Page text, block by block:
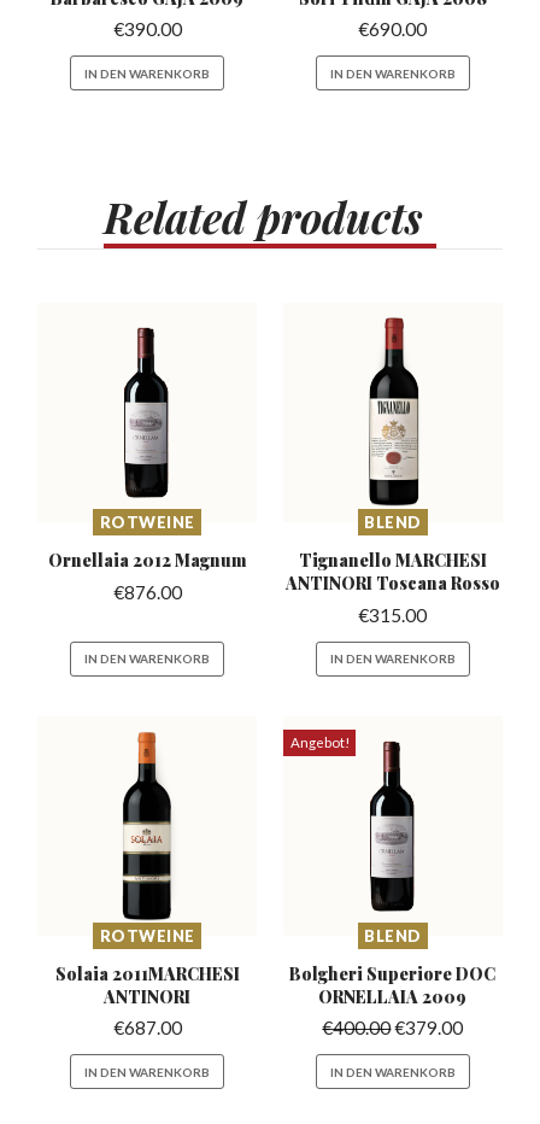
€390.00
IN DEN WARENKORB
€690.00
IN DEN WARENKORB
Relatedproducts
ROTWEINE
Ornellaia 2012Magnum
€876.00
IN DEN WARENKORB
BLEND
Tignanello MARCHESI
ANTINORI Toscana Rosso
€315.00
IN DEN WARENKORB
ROTWEINE
Solaia 2011MARCHESI
ANTINORI
€687.00
IN DEN WARENKORB
Angebot!
BLEND
Bolgheri SuperioreDOC
ORNELLAIA 2009
€400.00€379.00
IN DEN WARENKORB